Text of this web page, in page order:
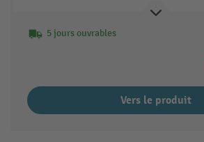
5 jours ouvrables
Vers le produit